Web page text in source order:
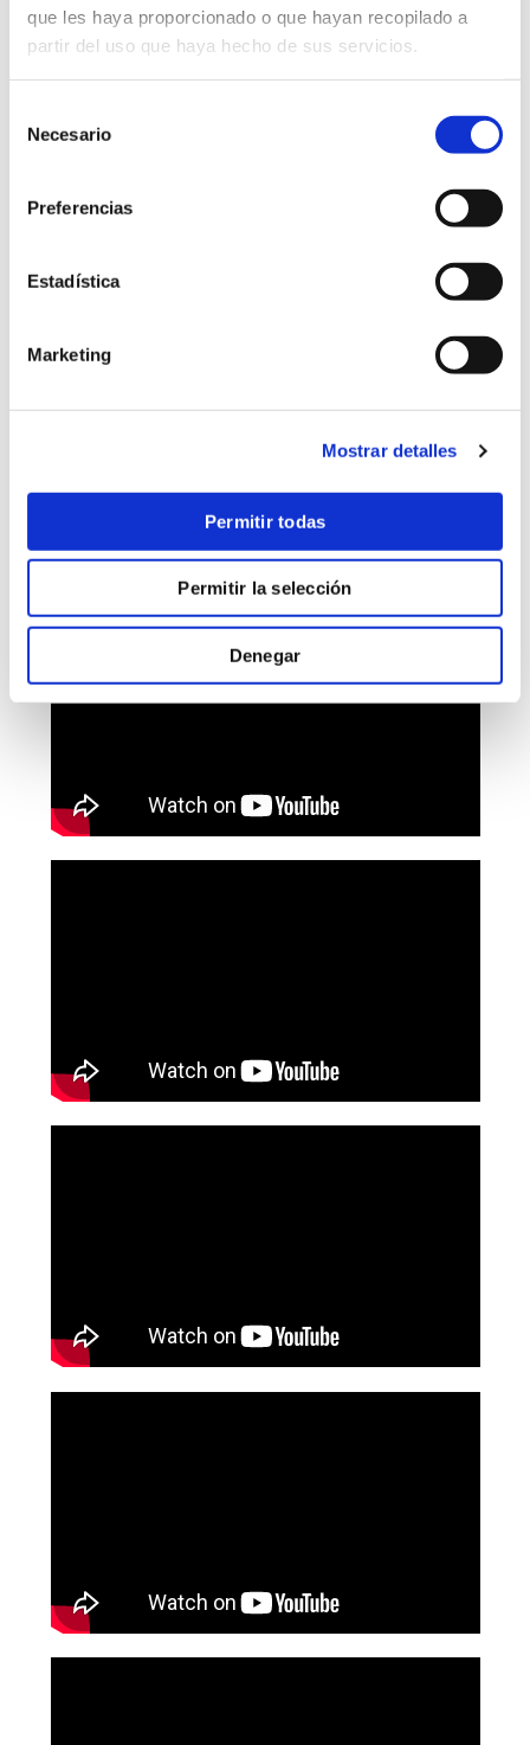
que les haya proporcionado o que hayan recopilado a
partir del uso que haya hecho de sus servicios.
Necesario
Preferencias
Estadística
Marketing
Mostrar detalles
Permitir todas
Permitir la selección
Denegar
A continuación
puedes
visualizar todas
las ponencias e
intervenciones.